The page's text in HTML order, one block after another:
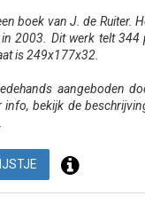
boek van J. de Ruiter.
2003. Dit werk telt
is 249x177x32.
aangeboden
bekijk de